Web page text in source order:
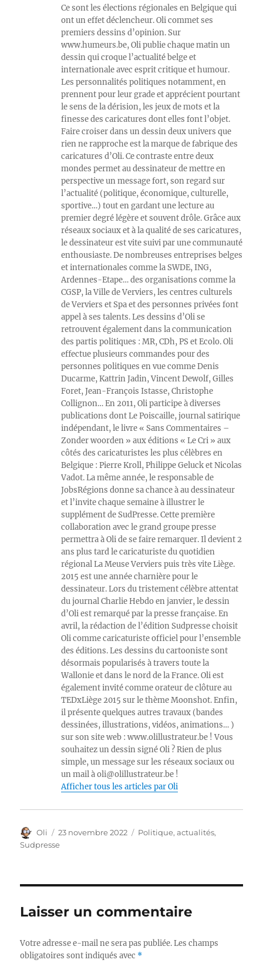
Ce sont les élections régionales en Belgique qui
ont un effet déclencheur. Oli commet ses
premiers dessins d’opinion. Sur
www.humeurs.be, Oli publie chaque matin un
dessin qui croque l’actualité belge et
internationale avec esprit critique et humour.
Les personnalités politiques notamment, en
prennent pour leur grade et apprécient pourtant
le sens de la dérision, les jeux de mots et la
finesse des caricatures dont elles font l’objet.
Faire croiser dans un dessin deux univers que
rien ne rapproche est la marque de fabrique des
caricatures d’Oli. Ce contraste entre deux
mondes permet au dessinateur de mettre en
perspective un message fort, son regard sur
l’actualité (politique, économique, culturelle,
sportive…) tout en gardant une lecture au
premier degré légère et souvent drôle. Grâce aux
réseaux sociaux et à la qualité de ses caricatures,
le dessinateur est vite suivi par une communauté
enthousiaste. De nombreuses entreprises belges
et internationales comme la SWDE, ING,
Ardennes-Etape… des organisations comme la
CGSP, la Ville de Verviers, les centres culturels
de Verviers et Spa et des personnes privées font
appel à ses talents. Les dessins d’Oli se
retrouvent également dans la communication
des partis politiques : MR, CDh, PS et Ecolo. Oli
effectue plusieurs commandes pour des
personnes politiques en vue comme Denis
Ducarme, Kattrin Jadin, Vincent Dewolf, Gilles
Foret, Jean-François Istasse, Christophe
Collignon… En 2011, Oli participe à diverses
publications dont Le Poiscaille, journal satirique
indépendant, le livre « Sans Commentaires –
Zonder woorden » aux éditions « Le Cri » aux
côtés des caricaturistes les plus célèbres en
Belgique : Pierre Kroll, Philippe Geluck et Nicolas
Vadot. La même année, le responsable de
JobsRégions donne sa chance à au dessinateur
et l’invite chaque semaine à illustrer le
supplément de SudPresse. Cette première
collaboration avec le grand groupe presse
permettra à Oli de se faire remarquer. Il devient 2
ans plus tard le caricaturiste du quotidien
régional La Meuse Verviers puis très vite Liège.
2015 est une année charnière pour le
dessinateur. Lors du tristement célèbre attentat
du journal Charlie Hebdo en janvier, le dessin
d’Oli est remarqué par la presse française. En
avril, la rédaction de l’édition Sudpresse choisit
Oli comme caricaturiste officiel pour l’ensemble
des éditions. Les dessins du cartooniste sont
désormais popularisés à travers toute la
Wallonie et dans le nord de la France. Oli est
également invité comme orateur de clôture au
TEDxLiège 2015 sur le thème Moonshot. Enfin,
il présente quelques autres travaux (bandes
dessinées, illustrations, vidéos, animations… )
sur son site web : www.olillustrateur.be ! Vous
souhaitez un dessin signé Oli ? Rien de plus
simple, un message sur les réseaux sociaux ou
un mail à oli@olillustrateur.be !
Afficher tous les articles par Oli
Auteur
Oli
Publié
le
23 novembre 2022 Catégories
Politique, actualités,
Sudpresse
Laisser un commentaire
Votre adresse e-mail ne sera pas publiée. Les champs
obligatoires sont indiqués avec *